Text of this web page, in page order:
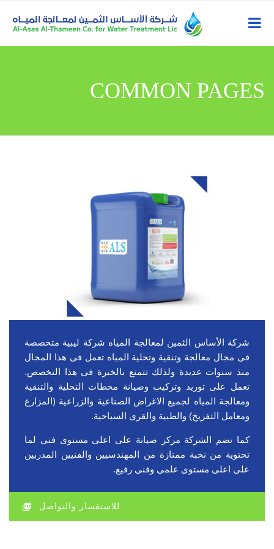
COMMON PAGES
شركة الأساس الثمين لمعالجة المياه شركة ليبية متخصصة
فى مجال معالجة وتنقية وتحلية المياه تعمل فى هذا المجال
منذ سنوات عديدة ولذلك تتمتع بالخبرة فى هذا التخصص.
تعمل على توريد وتركيب وصيانة محطات التحلية والتنقية
ومعالجة المياه لجميع الاغراض الصناعية والزراعية (المزارع
ومعامل التفريخ) والطبية والقرى السياحية.
كما تضم الشركة مركز صيانة على اعلى مستوى فنى لما
تحتوية من نخبة ممتازة من المهندسيين والفنيين المدربين
على اعلى مستوى علمى وفنى رفيع.
للاستفسار والتواصل